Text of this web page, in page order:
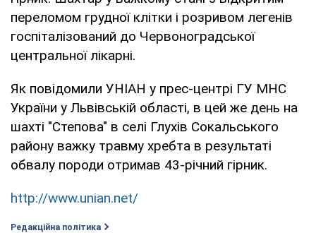
переломом грудної клітки і розривом легенів
госпіталізований до Червоноградської
центральної лікарні.
Як повідомили УНІАН у прес-центрі ГУ МНС
України у Львівській області, в цей же день на
шахті "Степова" в селі Глухів Сокальського
району важку травму хребта в результаті
обвалу породи отримав 43-річний гірник.
http://www.unian.net/
Редакційна політика